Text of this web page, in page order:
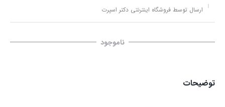
ارسال توسط فروشگاه اینترنتی دکتر اسپرت
ناموجود
توضیحات